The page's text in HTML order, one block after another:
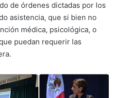
de órdenes dictadas por los
asistencia, que si bien no
médica, psicológica, o
puedan requerir las